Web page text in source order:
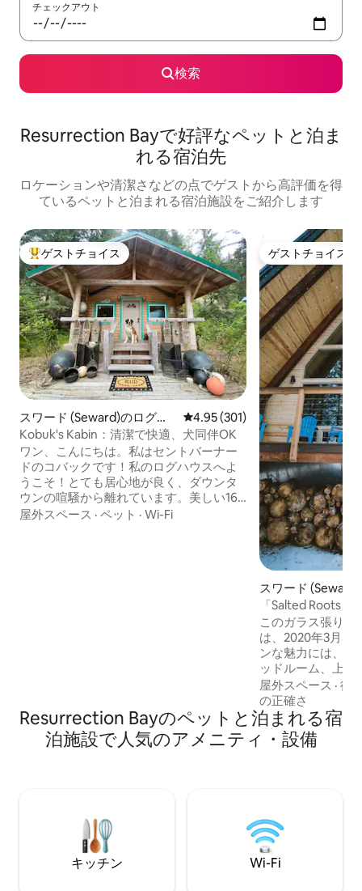
チェックアウト
検索
Resurrection Bayで好評なペットと泊ま
れる宿泊先
ロケーションや清潔さなどの点でゲストから高評価を得
ているペットと泊まれる宿泊施設をご紹介します
大好評のゲストチョイスです。
ゲストチョイス
スワード (Seward)のログハ
ウス
レビュー301件、5つ星中4.95つ
4.95 (301)
Kobuk's Kabin：清潔で快適、犬同伴OK
ワン、こんにちは。私はセントバーナー
ドのコバックです！私のログハウスへよ
うこそ！とても居心地が良く、ダウンタ
ウンの喧騒から離れています。美しい16
マイルのロスト・レイク・トレイルまで
屋外スペース · ペット · Wi-Fi
ゲストチョイス
ゲストチョイス
スワード
ウス
「Salted Roots」
ログハウス
このガラス張りの
は、2020年3月5日
ンな魅力には、下
ッドルーム、上の
ルーム、リビング
カウチが含まれ、
せます。 ユニットには、美しい濡れ部
屋、猫足のバスタ
ーブ、キッチン
Cabinsには、5つ
設があります。
屋外スペース ·徒
の正確さ
Resurrection Bayのペットと泊まれる宿
泊施設で人気のアメニティ・設備
キッチン Wi-Fi